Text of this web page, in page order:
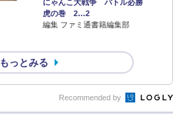
にゃんこ大戦争 バトル必勝
虎の巻 2…2
編集 ファミ通書籍編集部
もっとみる
Recommended by